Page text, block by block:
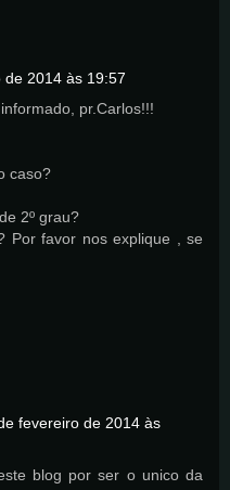
de 2014 às 19:57
pr.Carlos!!!
caso?
2º grau?
Por favor nos explique , se
fevereiro de 2014 às
blog por ser o unico da